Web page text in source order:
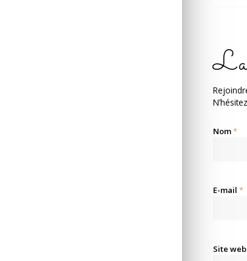
Nom*
E-mail *
Site web